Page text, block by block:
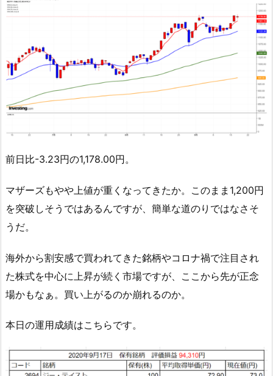
前日比-3.23円の1,178.00円。
マザーズもやや上値が重くなってきたか。このまま1,200円
を突破しそうではあるんですが、簡単な道のりではなさそ
うだ。
海外から割安感で買われてきた銘柄やコロナ禍で注目され
た株式を中心に上昇が続く市場ですが、ここから先が正念
場かもなぁ。買い上がるのか崩れるのか。
本日の運用成績はこちらです。